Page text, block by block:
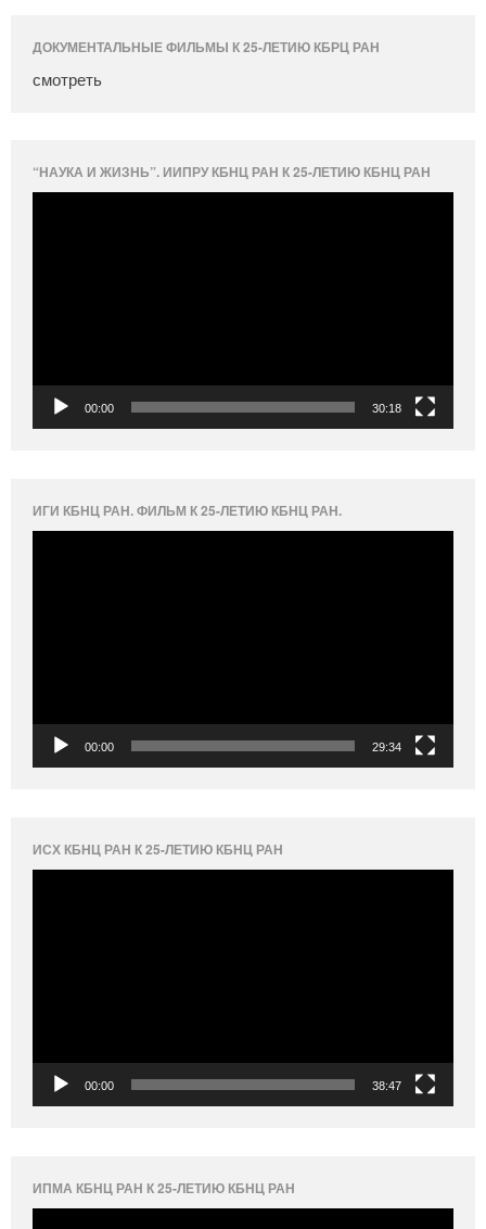
ДОКУМЕНТАЛЬНЫЕ ФИЛЬМЫ К 25-ЛЕТИЮ КБРЦ РАН
смотреть
“НАУКА И ЖИЗНЬ”. ИИПРУ КБНЦ РАН К 25-ЛЕТИЮ КБНЦ РАН
00:00 30:18
ИГИ КБНЦ РАН. ФИЛЬМ К 25-ЛЕТИЮ КБНЦ РАН.
00:00 29:34
ИСХ КБНЦ РАН К 25-ЛЕТИЮ КБНЦ РАН
00:00 38:47
ИПМА КБНЦ РАН К 25-ЛЕТИЮ КБНЦ РАН